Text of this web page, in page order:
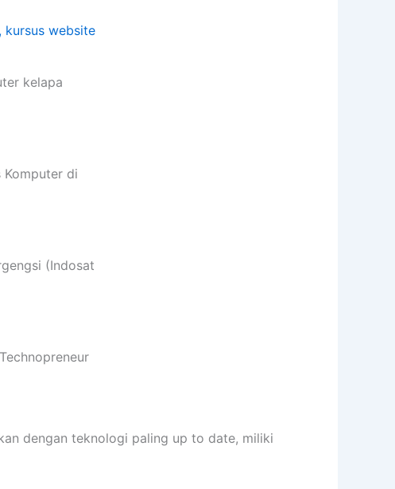
kelapa
Komputer di
(Indosat
dengan teknologi paling up to date, miliki